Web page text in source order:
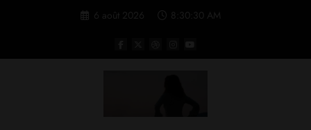
6 août 2026 8:30:30 AM